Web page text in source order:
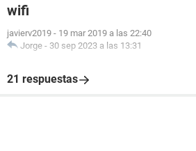
wifi
javierv2019 - 19 mar 2019 a las 22:40
Jorge - 30 sep 2023 a las 13:31
21 respuestas